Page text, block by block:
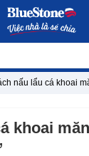
nấu lẩu cá khoai
khoai